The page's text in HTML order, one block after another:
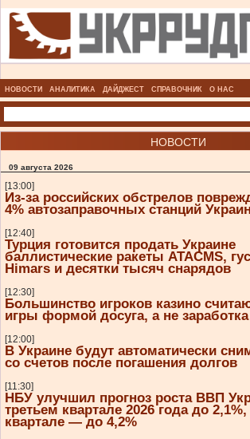
НОВОСТИ АНАЛИТИКА ДАЙДЖЕСТ СПРАВОЧНИК О НАС
НОВОСТИ
09 августа 2026
[13:00]
Из-за российских обстрелов
4% автозаправочных станций
[12:40]
Турция готовится продать Украине
баллистические ракеты ATACMS,
Himars и десятки тысяч снарядов
[12:30]
Большинство игроков казино
игры формой досуга, а не заработка
[12:00]
В Украине будут автоматически
со счетов после погашения долгов
[11:30]
НБУ улучшил прогноз роста ВВП
третьем квартале 2026 года до
квартале — до 4,2%